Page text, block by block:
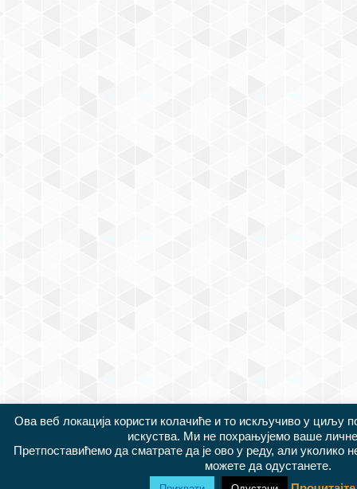
Ова веб локација користи колачиће и то искључиво у циљу
искуства. Ми не похрањујемо ваше
Претпоставићемо да сматрате да је ово у реду, али уколико
можете да одустанете.